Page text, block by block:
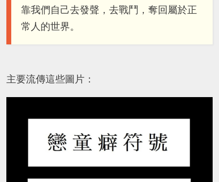
靠我們自己去發聲，去戰鬥，奪回屬於正
常人的世界。
主要流傳這些圖片：